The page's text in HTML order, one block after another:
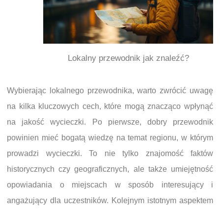
Lokalny przewodnik jak znaleźć?
Wybierając lokalnego przewodnika, warto zwrócić uwagę
na kilka kluczowych cech, które mogą znacząco wpłynąć
na jakość wycieczki. Po pierwsze, dobry przewodnik
powinien mieć bogatą wiedzę na temat regionu, w którym
prowadzi wycieczki. To nie tylko znajomość faktów
historycznych czy geograficznych, ale także umiejętność
opowiadania o miejscach w sposób interesujący i
angażujący dla uczestników. Kolejnym istotnym aspektem